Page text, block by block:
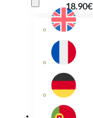
18.90€